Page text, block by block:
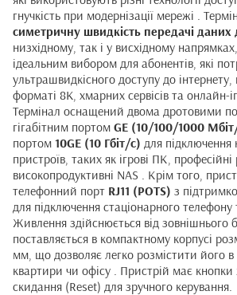
гнучкість при модернізації мережі .
симетричну швидкість передачі даних
низхідному, так і у висхідному
ідеальним вибором для абонентів, які
ультрашвидкісного доступу до інтернету,
форматі 8K, хмарних сервісів та онлайн-
Термінал оснащений двома дротовими
гігабітним портом GE (10/100/1000
портом 10GE (10 Гбіт/с) для
пристроїв, таких як ігрові ПК, професійні
високопродуктивні NAS . Крім того,
телефонний порт RJ11 (POTS) з
для підключення стаціонарного телефону
Живлення здійснюється від зовнішнього
поставляється в компактному корпусі
мм, що дозволяє легко розмістити його в
квартири чи офісу . Пристрій має
скидання (Reset) для зручного керування.